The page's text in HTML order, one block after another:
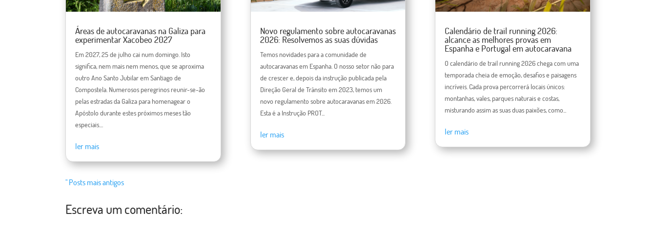
Áreas de autocaravanas na Galiza para
experimentar Xacobeo 2027
Em 2027, 25 de julho cai num domingo. Isto
significa, nem mais nem menos, que se aproxima
outro Ano Santo Jubilar em Santiago de
Compostela. Numerosos peregrinos reunir-se-ão
pelas estradas da Galiza para homenagear o
Apóstolo durante estes próximos meses tão
especiais....
ler mais
Novo regulamento sobre autocaravanas
2026: Resolvemos as suas dúvidas
Temos novidades para a comunidade de
autocaravanas em Espanha. O nosso setor não para
de crescer e, depois da instrução publicada pela
Direção Geral de Trânsito em 2023, temos um
novo regulamento sobre autocaravanas em 2026.
Esta é a Instrução PROT...
ler mais
Calendário de trail running 2026:
alcance as melhores provas em
Espanha e Portugal em autocaravana
O calendário de trail running 2026 chega com uma
temporada cheia de emoção, desafios e paisagens
incríveis. Cada prova percorrerá locais únicos:
montanhas, vales, parques naturais e costas,
misturando assim as suas duas paixões, como...
ler mais
" Posts mais antigos
Escreva um comentário: